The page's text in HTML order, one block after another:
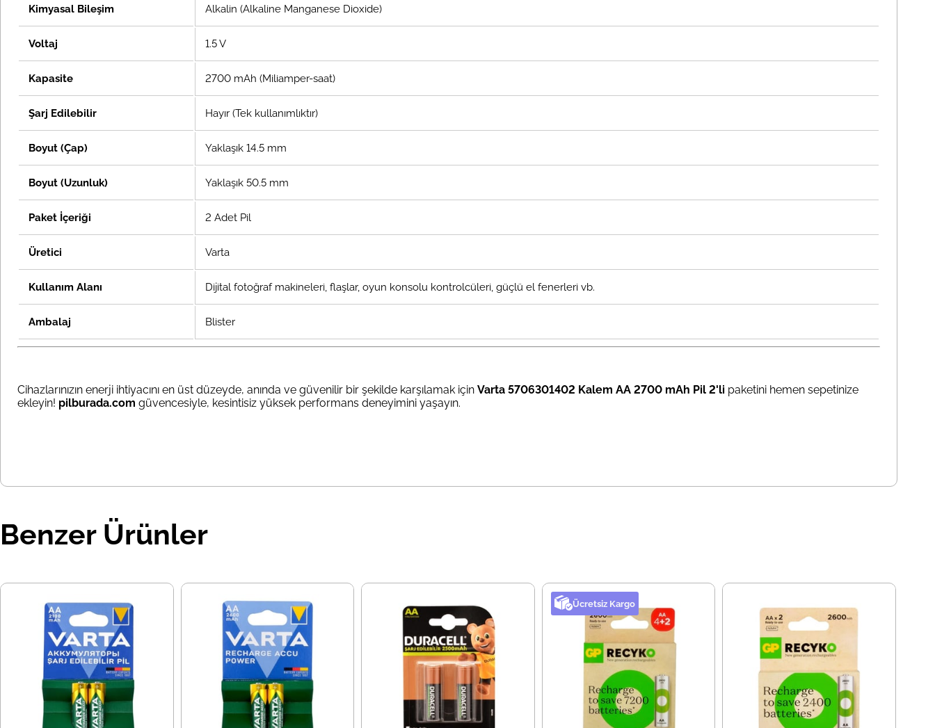
Kimyasal Bileşim Alkalin (Alkaline Manganese Dioxide)
Voltaj 1.5 V
Kapasite 2700 mAh (Miliamper-saat)
Şarj Edilebilir Hayır (Tek kullanımlıktır)
Boyut (Çap) Yaklaşık 14.5 mm
Boyut (Uzunluk) Yaklaşık 50.5 mm
Paket İçeriği 2 Adet Pil
Üretici Varta
Kullanım Alanı Dijital fotoğraf makineleri, flaşlar, oyun konsolu kontrolcüleri, güçlü el fenerleri vb.
Ambalaj Blister
Cihazlarınızın enerji ihtiyacını en üst düzeyde, anında ve güvenilir bir şekilde karşılamak için Varta 5706301402 Kalem AA 2700 mAh Pil 2'li paketini hemen sepetinize
ekleyin! pilburada.com güvencesiyle, kesintisiz yüksek performans deneyimini yaşayın.
Benzer Ürünler
Ücretsiz Kargo